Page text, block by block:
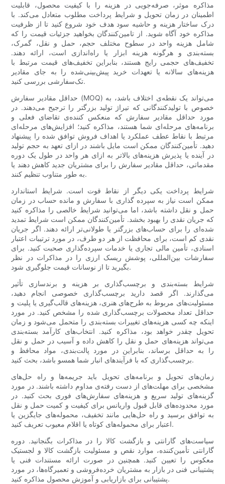
مذاکره موثر، صرفه‌جویی در هزینه را با کیفیت محصول، قابلیت
اطمینان در زمان تحویل و شرایط پرداخت مطلوب متعادل می‌کند. با
درک ساختار هزینه و حاشیه سود هدف خود شروع کنید تا از ظرفیت
مذاکره خود آگاه شوید. از تامین‌کنندگان بخواهید جزئیات قیمت را که
شامل هزینه واحد در سطوح مختلف حجم، حمل و نقل، گمرک،
بسته‌بندی و هرگونه هزینه ابزار یا راه‌اندازی است، ارائه دهند.
تخفیف‌های حجمی رایج هستند، بنابراین تخفیف‌های قیمت مرتبط با
هزینه‌های سالانه یا تعهدات خرید پیش‌بینی‌شده را به جای مقادیر
تک‌سفارشی بررسی کنید.
حداقل مقادیر سفارش (MOQ) می‌تواند یک نقطه‌ی اختلاف باشد، به
خصوص با تولیدکنندگانی که تیراژ تولید بزرگتر را ترجیح می‌دهند. در
مورد حداقل مقادیر سفارش که منعکس کننده‌ی تقاضای فعلی و
برنامه‌های مرحله‌ای شما هستند، مذاکره کنید؛ افزایش‌های مرحله‌ای
مرتبط با نقاط عطف عملکرد یا اهداف فروش توافق شده را پیشنهاد
دهید. تأمین‌کنندگان ممکن است مایل باشند در ازای تعهد به حجم تولید
در آینده یا پذیرش هزینه‌های بالاتر به ازای هر واحد در طول یک دوره
مقدماتی، حداقل مقادیر سفارش را برای مشتریان جدید کاهش دهند یا
به طور متناوب تنظیم کنند.
شرایط پرداخت یکی دیگر از نقاط قوت است. شرایط استاندارد
ممکن است نیاز به سپرده گذاری با سفارش و مانده حساب در زمان
حمل و نقل داشته باشد، اما می‌توانید شرایط خالصی را مذاکره کنید
که جریان نقدی را بهبود بخشد. تأمین‌کنندگان ممکن است شرایط تمدید
شده‌ای را برای حساب‌های بزرگتر یا طولانی‌تر ارائه دهند. اگر جریان
نقدی کم است، برای محافظت از هر دو طرف، در مورد ترتیبات اعتبار
اسنادی، تأمین مالی تجاری یا خدمات سپرده‌گذاری صحبت کنید. برای
سفارشات بین‌المللی، پوشش ریسک ارزی را در مذاکرات در نظر
بگیرید تا از نوسانات قیمت جلوگیری شود.
شرایط بسته‌بندی و برچسب‌گذاری بر هزینه و برندسازی تأثیر
می‌گذارند. اگر قصد دارید برچسب‌گذاری خصوصی انجام دهید،
مسئولیت‌های مربوط به طرح‌های هنری، هزینه‌های قالب‌گیری یا پلیت و
حداقل تعداد محصولات برچسب‌گذاری شده را مشخص کنید. در مورد
اینکه چه کسی هزینه‌های تغییرات بسته‌بندی را متحمل می‌شود و زمان
تحویل چقدر خواهد بود، مذاکره کنید. انتخاب‌های کارآمد بسته‌بندی
می‌تواند هزینه‌های حمل و نقل را کاهش داده و آسیب در حمل و نقل
را به حداقل برساند، بنابراین در مورد پالت‌بندی، مواد محافظ و
برچسب‌گذاری که با فرآیندهای انبار شما همسو باشد، بحث کنید.
زمان‌های تحویل و برنامه‌های تحویل باید جریمه‌ها و راه حل‌های
مشخصی برای مهلت‌های از دست رفته‌ی مداوم داشته باشند. در مورد
گزینه‌های تولید سریع و هزینه‌های سفارش‌های فوری بحث کنید. در
مورد محدوده‌های قابل قبول واریانس برای کیفیت و کمیت حمل و نقل
به توافق برسید و راه حل‌هایی مانند تخفیف، محموله‌های جایگزین یا
اعتبار برای محموله‌های کوتاه یا اقلام معیوب تعریف کنید.
سیاست‌های گارانتی و بازگشت کالا را در مذاکرات بگنجانید. دوره
گارانتی تأمین‌کننده، موارد نقص و مسئولیت بازگشت کالا و لجستیک
معکوس را تعیین کنید. همچنین در صورت ارائه مستندات فنی یا
پشتیبانی فنی در بازار به مشتریان خرده‌فروشی و تعمیرگاه‌ها، در مورد
پشتیبانی برای بازاریابی و آموزش محصول مذاکره کنید.